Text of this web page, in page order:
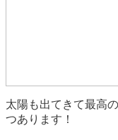
太陽も出てきて最高
つあります！